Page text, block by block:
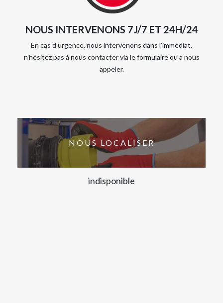
NOUS INTERVENONS 7J/7 ET 24H/24
En cas d’urgence, nous intervenons dans l’immédiat,
n’hésitez pas à nous contacter via le formulaire ou à nous
appeler.
NOUS LOCALISER
indisponible